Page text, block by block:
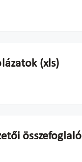
(xls)
összefoglaló